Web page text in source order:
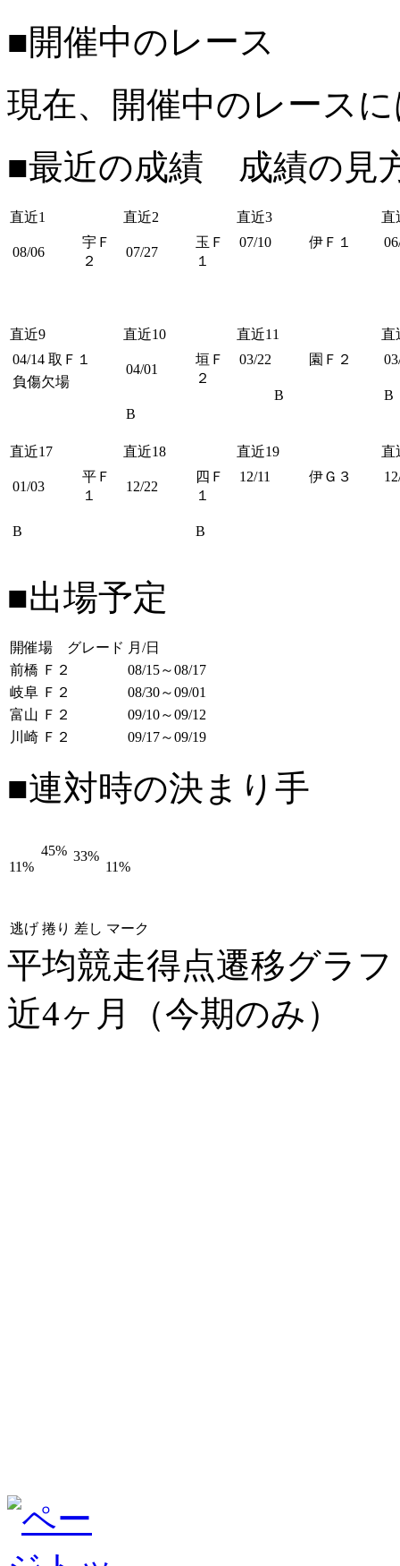
■開催中のレース
現在、開催中のレース
■最近の成績 成績の見
直近1 直近2 直近3 直
08/06
宇Ｆ
２
07/27
玉Ｆ
１
07/10 伊Ｆ１
直近9 直近10 直近11
直
04/14 取Ｆ１
負傷欠場
04/01
垣Ｆ
２
B
03/22 園Ｆ２
B B
直近17 直近18 直近19 直
01/03
平Ｆ
１
B
12/22
四Ｆ
１
B
12/11 伊Ｇ３
■出場予定
開催場 グレード 月/日
前橋 Ｆ２
08/15～08/17
岐阜 Ｆ２
08/30～09/01
富山 Ｆ２
09/10～09/12
川崎 Ｆ２
09/17～09/19
■連対時の決まり手
11%
45% 33%
11%
逃げ 捲り 差し マーク
平均競走得点遷移グラ
近4ヶ月（今期のみ）